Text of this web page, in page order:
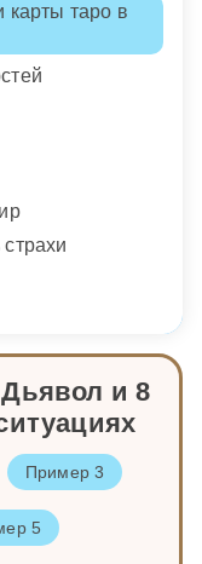
карты таро в
и 8
Пример 3
5